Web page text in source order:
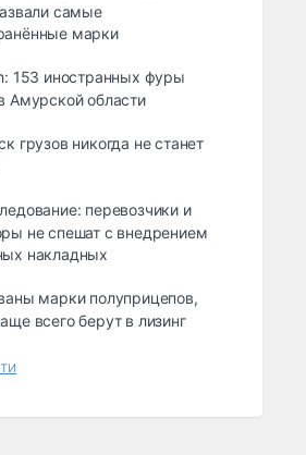
самые
марки
153 иностранных фуры
Амурской области
грузов никогда не станет
перевозчики и
не спешат с внедрением
накладных
марки полуприцепов,
всего берут в лизинг